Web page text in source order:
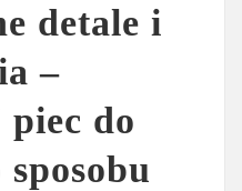
detale i
–
piec do
sposobu